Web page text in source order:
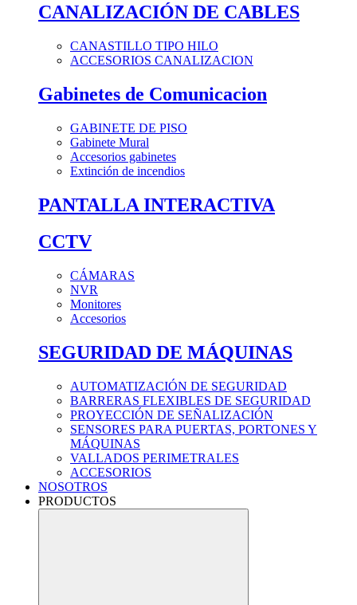
CANALIZACIÓN DE CABLES
CANASTILLO TIPO HILO
ACCESORIOS CANALIZACION
Gabinetes de Comunicacion
GABINETE DE PISO
Gabinete Mural
Accesorios gabinetes
Extinción de incendios
PANTALLA INTERACTIVA
CCTV
CÁMARAS
NVR
Monitores
Accesorios
SEGURIDAD DE MÁQUINAS
AUTOMATIZACIÓN DE SEGURIDAD
BARRERAS FLEXIBLES DE SEGURIDAD
PROYECCIÓN DE SEÑALIZACIÓN
SENSORES PARA PUERTAS, PORTONES Y
MÁQUINAS
VALLADOS PERIMETRALES
ACCESORIOS
NOSOTROS
PRODUCTOS